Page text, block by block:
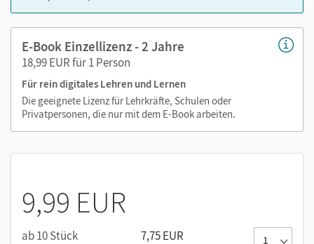
E-Book Einzellizenz - 2 Jahre
18,99 EUR für 1 Person
Für rein digitales Lehren und Lernen
Die geeignete Lizenz für Lehrkräfte, Schulen oder
Privatpersonen, die nur mit dem E-Book arbeiten.
9,99 EUR
ab 10 Stück
7,75 EUR